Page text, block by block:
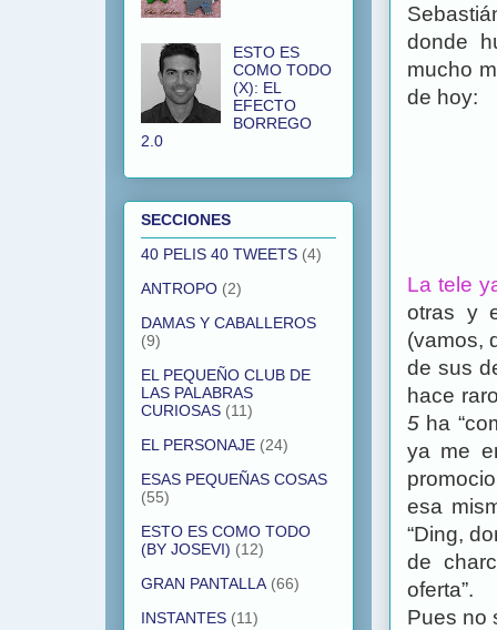
donde
mucho
de hoy:
La tele
otras y
(vamos,
de sus
hace
5 ha
ya me
esa
“Ding,
de
oferta”.
Pues no
ESTO ES
COMO TODO
(X): EL
EFECTO
BORREGO
2.0
SECCIONES
40 PELIS 40 TWEETS (4)
ANTROPO (2)
DAMAS Y CABALLEROS
(9)
EL PEQUEÑO CLUB DE
LAS PALABRAS
CURIOSAS (11)
EL PERSONAJE (24)
ESAS PEQUEÑAS COSAS
(55)
ESTO ES COMO TODO
(BY JOSEVI) (12)
GRAN PANTALLA (66)
INSTANTES (11)